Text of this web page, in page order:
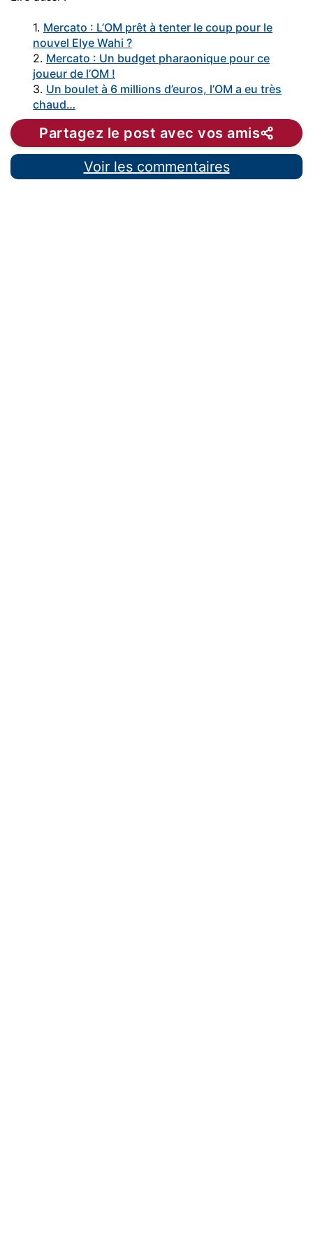
1. Mercato : L’OM prêt à tenter le coup pour le
nouvel Elye Wahi ?
2. Mercato : Un budget pharaonique pour ce
joueur de l’OM !
3. Un boulet à 6 millions d’euros, l’OM a eu très
chaud…
Partagez le post avec vos amis
Voir les commentaires